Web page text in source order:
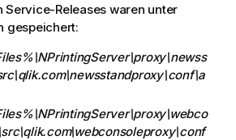
Service-Releases waren unter
gespeichert: